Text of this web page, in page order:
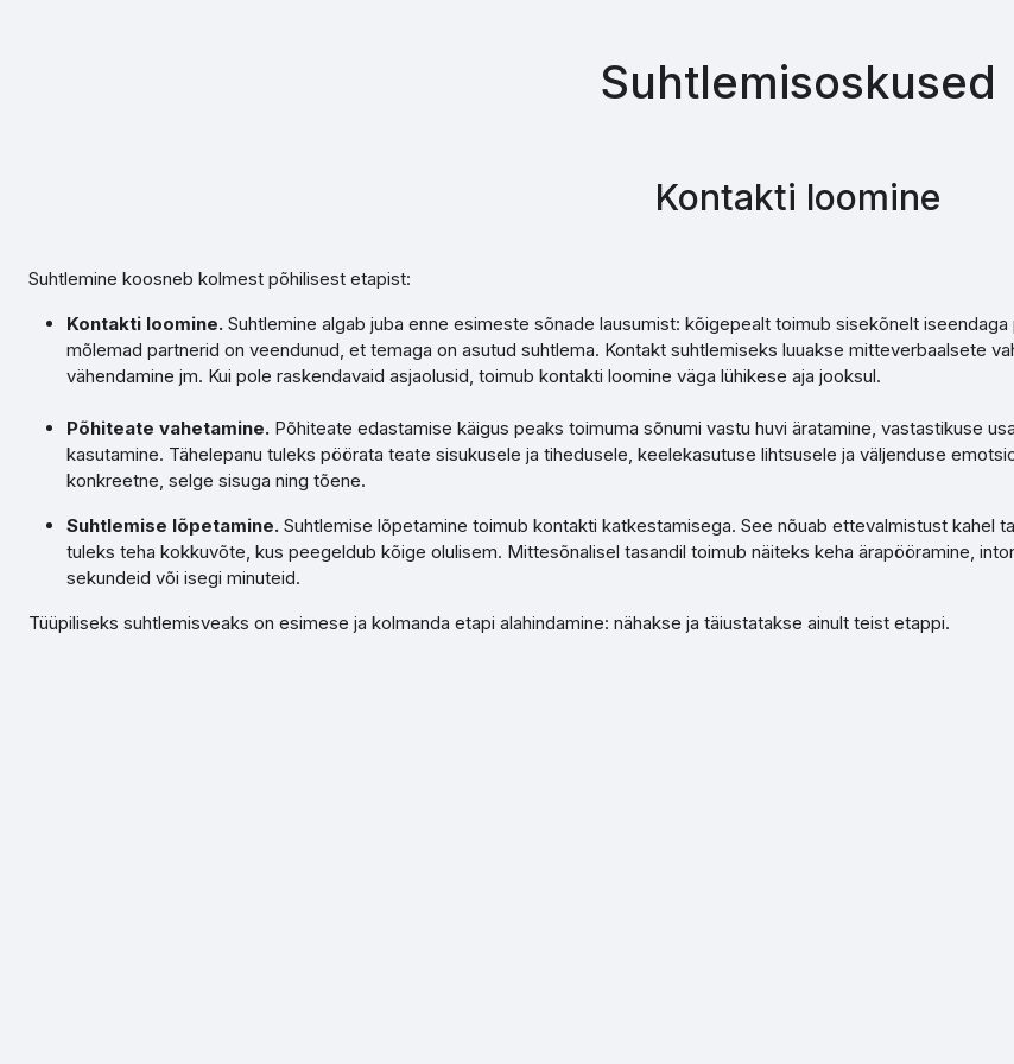
Suhtlemisoskused
Kontakti loomine
Suhtlemine koosneb kolmest põhilisest etapist:
Kontakti loomine. Suhtlemine algab juba enne esimeste sõnade lausumist: kõigepealt toimub sisekõnelt
mõlemad partnerid on veendunud, et temaga on asutud suhtlema. Kontakt suhtlemiseks luuakse mitteverbaalsete
vähendamine jm. Kui pole raskendavaid asjaolusid, toimub kontakti loomine väga lühikese aja jooksul.
Põhiteate vahetamine. Põhiteate edastamise käigus peaks toimuma sõnumi vastu huvi äratamine, vastastikuse
kasutamine. Tähelepanu tuleks pöörata teate sisukusele ja tihedusele, keelekasutuse lihtsusele ja väljenduse
konkreetne, selge sisuga ning tõene.
Suhtlemise lõpetamine. Suhtlemise lõpetamine toimub kontakti katkestamisega. See nõuab ettevalmistust kahel
tuleks teha kokkuvõte, kus peegeldub kõige olulisem. Mittesõnalisel tasandil toimub näiteks keha ärapööramine,
sekundeid või isegi minuteid.
Tüüpiliseks suhtlemisveaks on esimese ja kolmanda etapi alahindamine: nähakse ja täiustatakse ainult teist etappi.